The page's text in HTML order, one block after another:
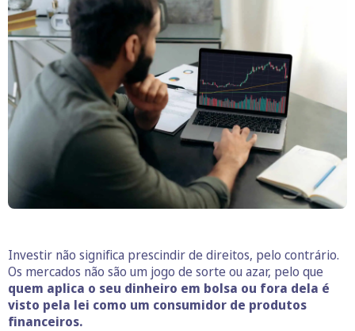
Investir não significa prescindir de direitos, pelo contrário.
Os mercados não são um jogo de sorte ou azar, pelo que
quem aplica o seu dinheiro em bolsa ou fora dela é
visto pela lei como um consumidor de produtos
financeiros.